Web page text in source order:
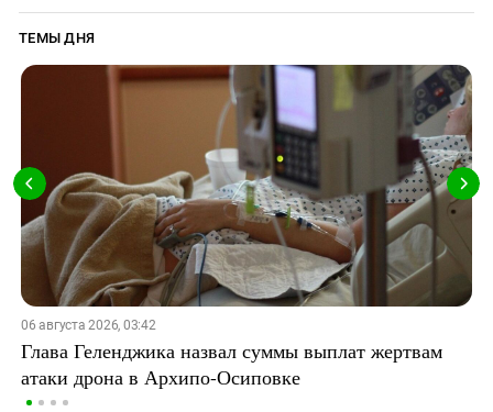
ТЕМЫ ДНЯ
06 августа 2026, 03:42
Глава Геленджика назвал суммы выплат жертвам
атаки дрона в Архипо-Осиповке